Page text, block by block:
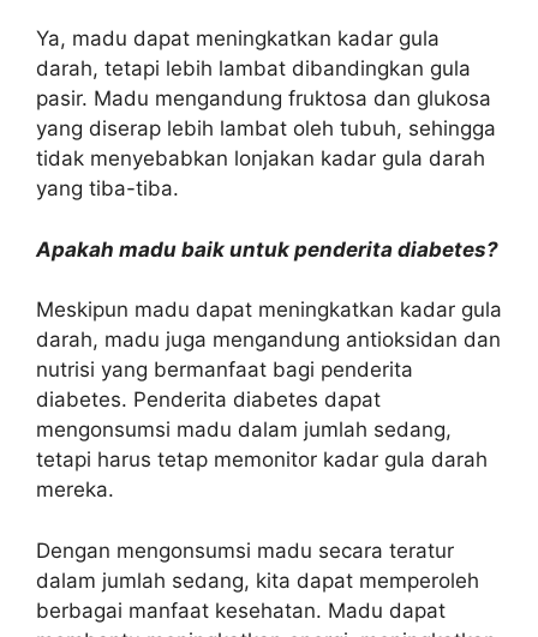
Ya, madu dapat meningkatkan kadar gula
darah, tetapi lebih lambat dibandingkan gula
pasir. Madu mengandung fruktosa dan glukosa
yang diserap lebih lambat oleh tubuh, sehingga
tidak menyebabkan lonjakan kadar gula darah
yang tiba-tiba.
Apakah madu baik untuk penderita diabetes?
Meskipun madu dapat meningkatkan kadar gula
darah, madu juga mengandung antioksidan dan
nutrisi yang bermanfaat bagi penderita
diabetes. Penderita diabetes dapat
mengonsumsi madu dalam jumlah sedang,
tetapi harus tetap memonitor kadar gula darah
mereka.
Dengan mengonsumsi madu secara teratur
dalam jumlah sedang, kita dapat memperoleh
berbagai manfaat kesehatan. Madu dapat